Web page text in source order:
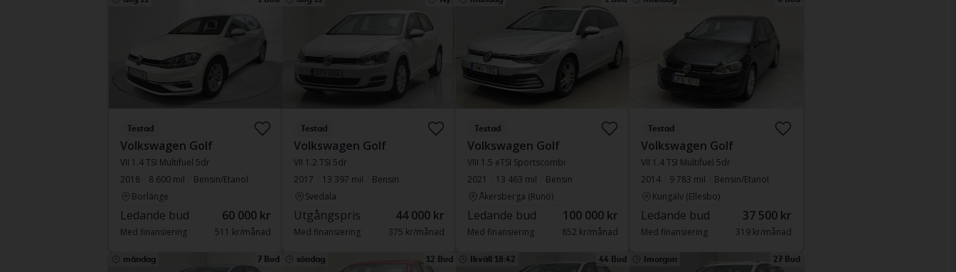
Testad
Volkswagen Golf
VII 1.4 TSI Multifuel 5dr
2018
8 600 mil
Bensin/Etanol
Borlänge
Ledande bud 60 000 kr
Med finansiering 511 kr/månad
Testad
Volkswagen Golf
VII 1.2 TSI 5dr
2017
13 397 mil
Bensin
Svedala
Utgångspris 44 000 kr
Med finansiering 375 kr/månad
Testad
Volkswagen Golf
VIII 1.5 eTSI Sportscombi
2021
13 463 mil
Bensin
Åkersberga (Runö)
Ledande bud 100 000 kr
Med finansiering 852 kr/månad
Testad
Volkswagen Golf
VII 1.4 TSI Multifuel 5dr
2014
9 783 mil
Bensin/Etanol
Kungälv (Ellesbo)
Ledande bud 37 500 kr
Med finansiering 319 kr/månad
måndag 7 Bud söndag 12 Bud Ikväll 18:42 44 Bud Imorgon 27 Bud